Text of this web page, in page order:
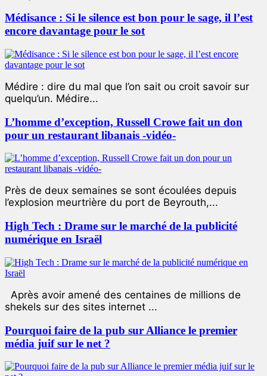
Médisance : Si le silence est bon pour le sage, il l’est
encore davantage pour le sot
Médire : dire du mal que l’on sait ou croit savoir sur
quelqu’un. Médire...
L’homme d’exception, Russell Crowe fait un don
pour un restaurant libanais -vidéo-
Près de deux semaines se sont écoulées depuis
l’explosion meurtrière du port de Beyrouth,...
High Tech : Drame sur le marché de la publicité
numérique en Israël
Après avoir amené des centaines de millions de
shekels sur des sites internet ...
Pourquoi faire de la pub sur Alliance le premier
média juif sur le net ?